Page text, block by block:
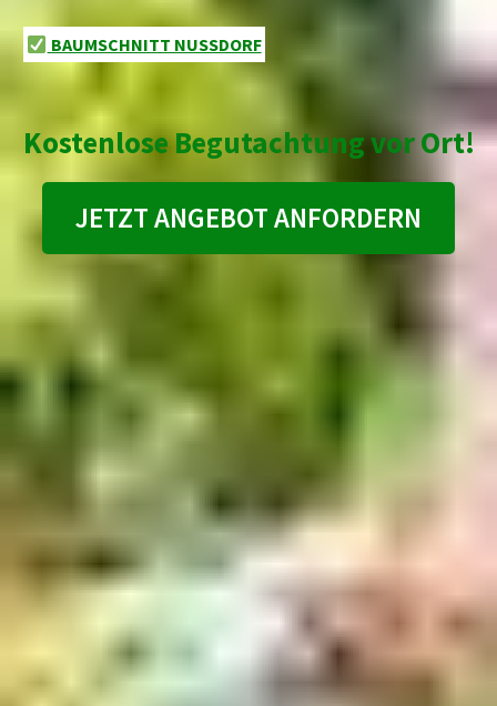
BAUMSCHNITT NUSSDORF
Kostenlose Begutachtung vor Ort!
JETZT ANGEBOT ANFORDERN